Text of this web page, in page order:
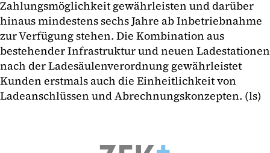
Zahlungsmöglichkeit gewährleisten und darüber
hinaus mindestens sechs Jahre ab Inbetriebnahme
zur Verfügung stehen. Die Kombination aus
bestehender Infrastruktur und neuen Ladestationen
nach der Ladesäulenverordnung gewährleistet
Kunden erstmals auch die Einheitlichkeit von
Ladeanschlüssen und Abrechnungskonzepten. (ls)